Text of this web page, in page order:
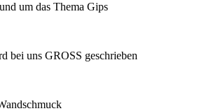
um das Thema Gips
bei uns GROSS geschrieben